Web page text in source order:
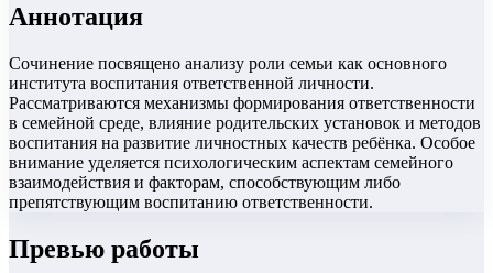
Аннотация
Сочинение посвящено анализу роли семьи как основного
института воспитания ответственной личности.
Рассматриваются механизмы формирования ответственности
в семейной среде, влияние родительских установок и методов
воспитания на развитие личностных качеств ребёнка. Особое
внимание уделяется психологическим аспектам семейного
взаимодействия и факторам, способствующим либо
препятствующим воспитанию ответственности.
Превью работы